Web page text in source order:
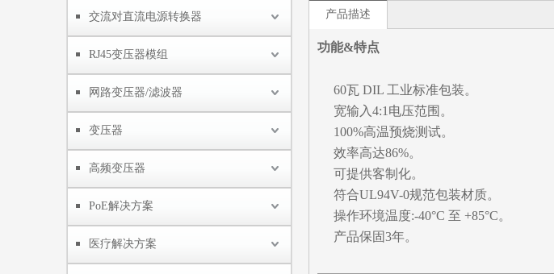
交流对直流电源转换器
RJ45变压器模组
网路变压器/滤波器
变压器
高频变压器
PoE解决方案
医疗解决方案
产品描述
功能&特点
60瓦 DIL 工业标准包装。
宽输入4:1电压范围。
100%高温预烧测试。
效率高达86%。
可提供客制化。
符合UL94V-0规范包装材质。
操作环境温度:-40°C 至 +85°C。
产品保固3年。